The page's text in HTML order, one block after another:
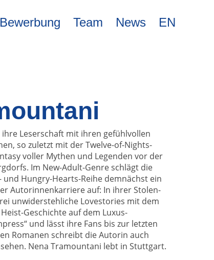
Bewerbung Team News EN
Leserschaft mit ihren gefühlvollen
so zuletzt mit der Twelve-of-Nights-
voller Mythen und Legenden vor der
Im New-Adult-Genre schlägt die
Hungry-Hearts-Reihe demnächst ein
Autorinnenkarriere auf: In ihrer Stolen-
unwiderstehliche Lovestories mit dem
Geschichte auf dem Luxus-
und lässt ihre Fans bis zur letzten
Romanen schreibt die Autorin auch
Nena Tramountani lebt in Stuttgart.